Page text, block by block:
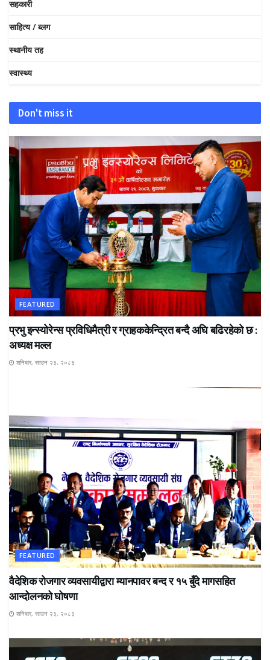
सहकारी
साहित्य / ब्लग
स्थानीय तह
स्वास्थ्य
Don't miss it
FEATURED
प्रभु इन्स्योरेन्स प्रविधिमैत्री र ग्राहककेन्द्रित बन्दै अघि बढिरहेको छ :
अध्यक्ष मल्ल
शनिबार, साउन २३, २०८३
FEATURED
वैदेशिक रोजगार व्यवसायीद्वारा म्यानपावर बन्द र १५ बुँदे मागसहित
आन्दोलनको घोषणा
शनिबार, साउन २३, २०८३